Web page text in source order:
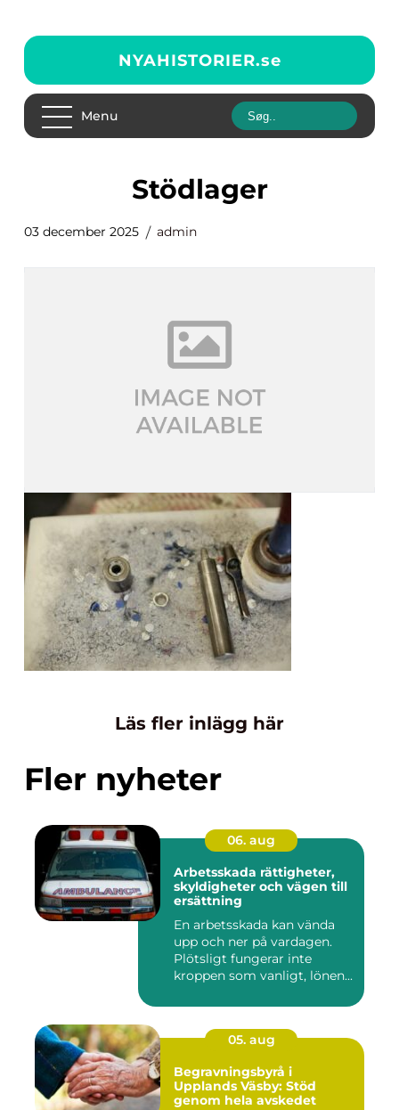
NYAHISTORIER.se
Menu
Stödlager
03 december 2025 admin
Läs fler inlägg här
Fler nyheter
06. aug
Arbetsskada rättigheter,
skyldigheter och vägen till
ersättning
En arbetsskada kan vända
upp och ner på vardagen.
Plötsligt fungerar inte
kroppen som vanligt, lönen...
05. aug
Begravningsbyrå i
Upplands Väsby: Stöd
genom hela avskedet